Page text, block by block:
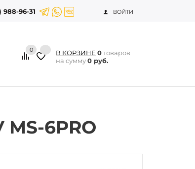
988-96-31 ВОЙТИ
0 В КОРЗИНЕ 0товаров
на сумму0 руб.
6PRO